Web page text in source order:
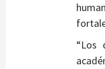
“Los